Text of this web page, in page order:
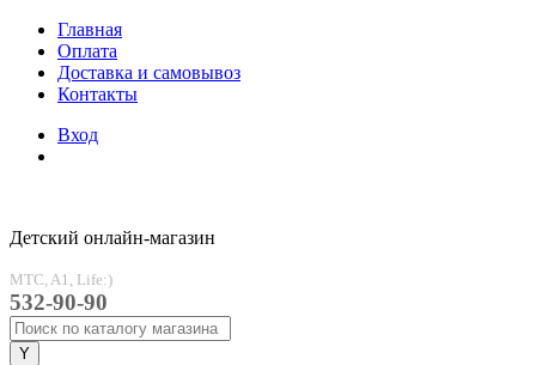
Главная
Оплата
Доставка и самовывоз
Контакты
Вход
Детский онлайн-магазин
MTC, A1, Life:)
532-90-90